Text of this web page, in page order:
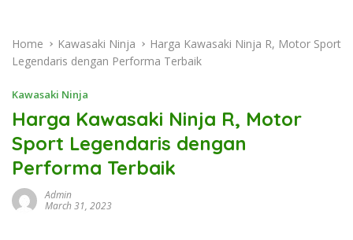
Home Kawasaki Ninja
Harga Kawasaki Ninja R, Motor Sport
Legendaris dengan Performa Terbaik
Kawasaki Ninja
Harga Kawasaki Ninja R, Motor
Sport Legendaris dengan
Performa Terbaik
Admin
March 31, 2023